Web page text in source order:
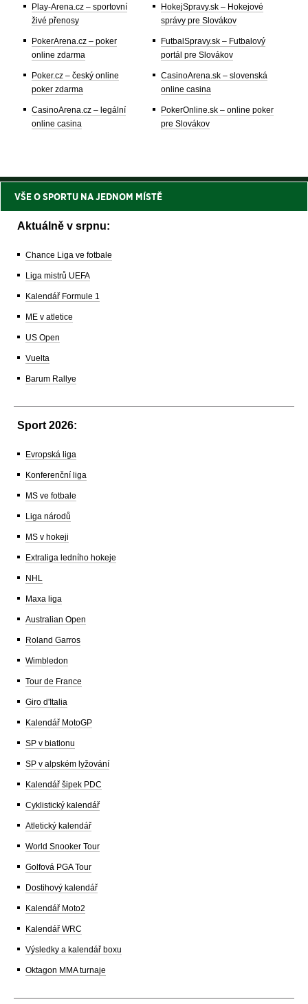
Play-Arena.cz – sportovní
živé přenosy
PokerArena.cz – poker
online zdarma
Poker.cz – český online
poker zdarma
CasinoArena.cz – legální
online casina
HokejSpravy.sk – Hokejové
správy pre Slovákov
FutbalSpravy.sk – Futbalový
portál pre Slovákov
CasinoArena.sk – slovenská
online casina
PokerOnline.sk – online poker
pre Slovákov
VŠE O SPORTU NA JEDNOM MÍSTĚ
Aktuálně v srpnu:
Chance Liga ve fotbale
Liga mistrů UEFA
Kalendář Formule 1
ME v atletice
US Open
Vuelta
Barum Rallye
Sport 2026:
Evropská liga
Konferenční liga
MS ve fotbale
Liga národů
MS v hokeji
Extraliga ledního hokeje
NHL
Maxa liga
Australian Open
Roland Garros
Wimbledon
Tour de France
Giro d'Italia
Kalendář MotoGP
SP v biatlonu
SP v alpském lyžování
Kalendář šipek PDC
Cyklistický kalendář
Atletický kalendář
World Snooker Tour
Golfová PGA Tour
Dostihový kalendář
Kalendář Moto2
Kalendář WRC
Výsledky a kalendář boxu
Oktagon MMA turnaje